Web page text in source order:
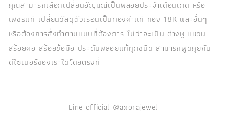
คุณสามารถเลือกเปลี่ยนอัญมณีเป็นพลอยประจำเดือนเกิด หรือ
เพชรแท้ เปลี่ยนวัสดุตัวเรือนเป็นทองคำแท้ ทอง 18K และอื่นๆ
หรือต้องการสั่งทำตามแบบที่ต้องการ ไม่ว่าจะเป็น ต่างหู แหวน
สร้อยคอ สร้อยข้อมือ ประดับพลอยแท้ทุกชนิด สามารถพูดคุยกับ
ดีไซเนอร์ของเราได้โดยตรงที่
Line official @axorajewel